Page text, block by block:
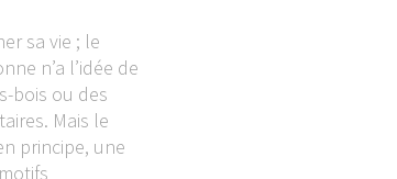
sa vie ; le
n’a l’idée de
bois ou des
Mais le
principe, une